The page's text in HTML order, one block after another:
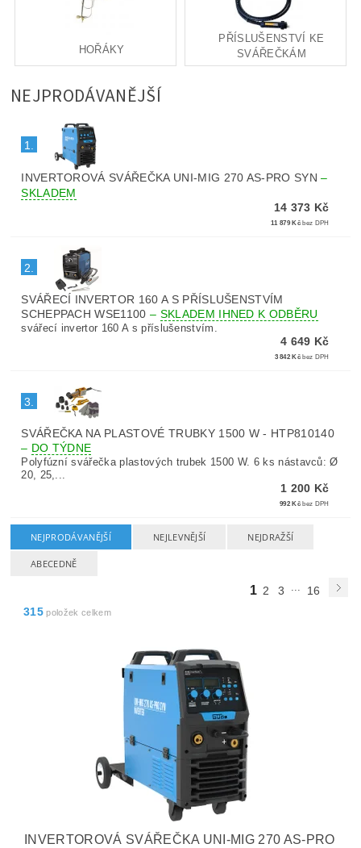
HOŘÁKY
PŘÍSLUŠENSTVÍ KE
SVÁŘEČKÁM
NEJPRODÁVANĚJŠÍ
1.
INVERTOROVÁ SVÁŘEČKA UNI-MIG 270 AS-PRO SYN–
SKLADEM
14 373 Kč
11 879 Kč bez DPH
2.
SVÁŘECÍ INVERTOR 160 A S PŘÍSLUŠENSTVÍM
SCHEPPACH WSE1100– SKLADEM IHNED K ODBĚRU
svářecí invertor 160 A s příslušenstvím.
4 649 Kč
3 842 Kč bez DPH
3.
SVÁŘEČKA NA PLASTOVÉ TRUBKY 1500 W - HTP810140
– DO TÝDNE
Polyfúzní svářečka plastových trubek 1500 W. 6 ks nástavců: Ø
20, 25,...
1 200 Kč
992 Kč bez DPH
NEJPRODÁVANĚJŠÍ NEJLEVNĚJŠÍ NEJDRAŽŠÍ
ABECEDNĚ
1 2 3 ...
16
315 položek celkem
INVERTOROVÁ SVÁŘEČKA UNI-MIG 270 AS-PRO